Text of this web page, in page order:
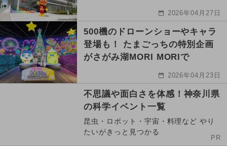
2026年04月27日
500機のドローンショーやキャラ
登場も！ たまごっちの特別企画
がさがみ湖MORI MORIで
2026年04月23日
不思議や面白さを体感！神奈川県
の科学イベント一覧
昆虫・ロボット・宇宙・料理など やり
たいがきっと見つかる
PR